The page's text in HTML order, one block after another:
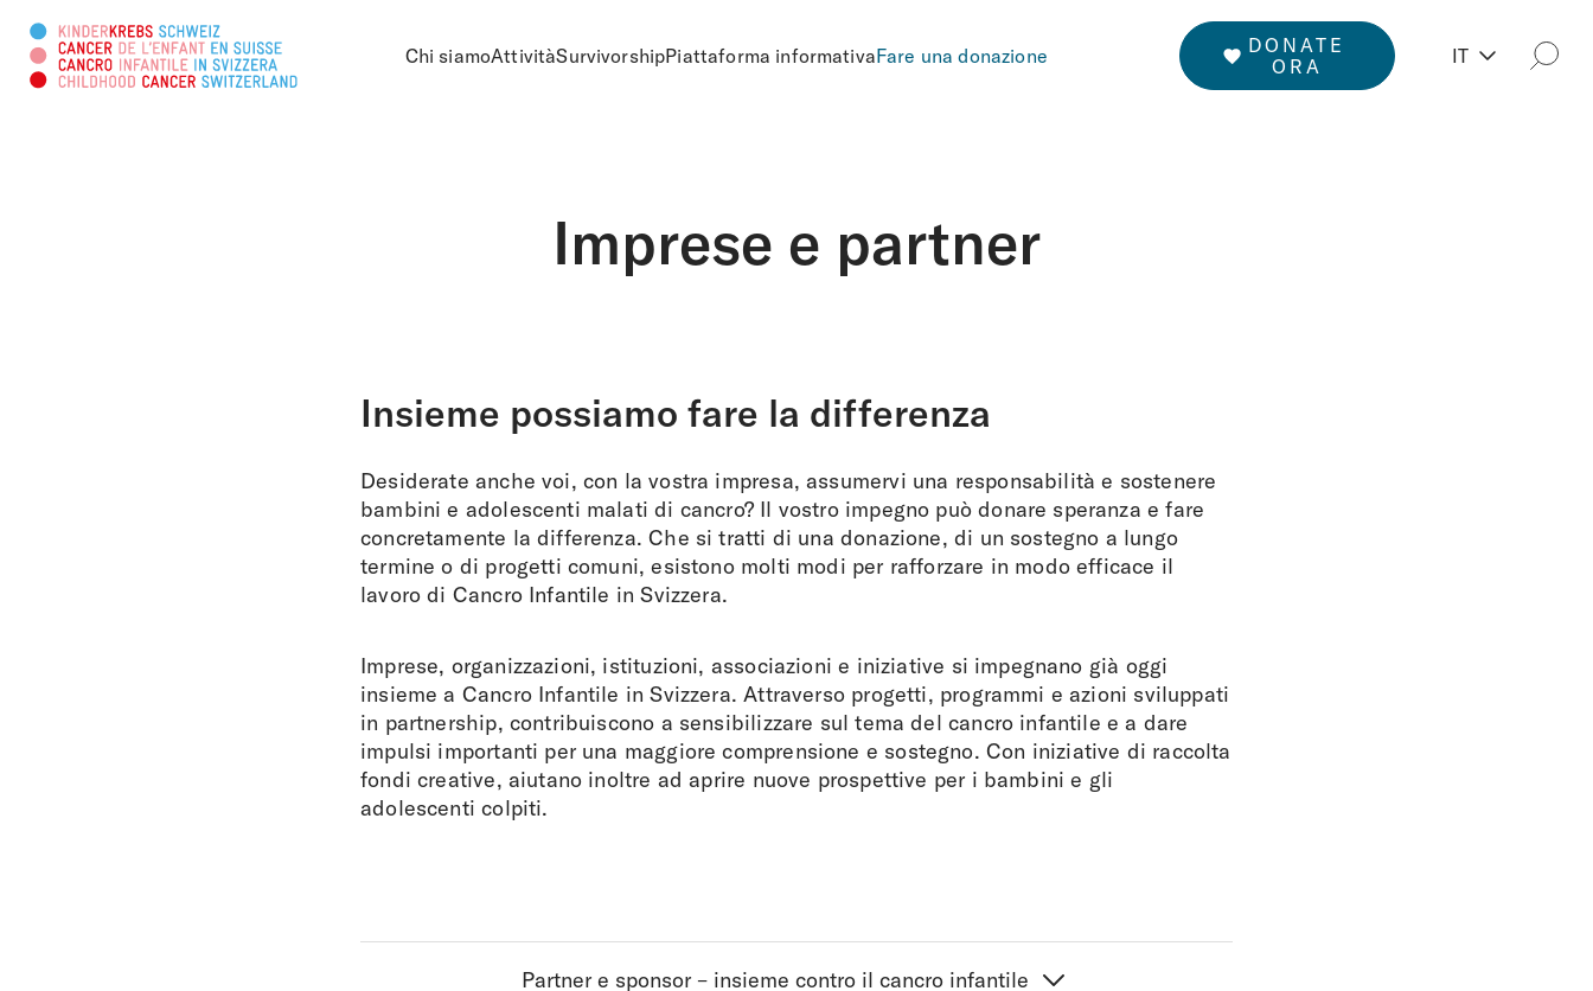
Chi siamoAttivitàSurvivorshipPiattaforma informativaFare una donazione
DONATE
ORA
IT
Cercare in questa pagina
Imprese e partner
Insieme possiamo fare la differenza
Desiderate anche voi, con la vostra impresa, assumervi una responsabilità e sostenere
bambini e adolescenti malati di cancro? Il vostro impegno può donare speranza e fare
concretamente la differenza. Che si tratti di una donazione, di un sostegno a lungo
termine o di progetti comuni, esistono molti modi per rafforzare in modo efficace il
lavoro di Cancro Infantile in Svizzera.
Imprese, organizzazioni, istituzioni, associazioni e iniziative si impegnano già oggi
insieme a Cancro Infantile in Svizzera. Attraverso progetti, programmi e azioni sviluppati
in partnership, contribuiscono a sensibilizzare sul tema del cancro infantile e a dare
impulsi importanti per una maggiore comprensione e sostegno. Con iniziative di raccolta
fondi creative, aiutano inoltre ad aprire nuove prospettive per i bambini e gli
adolescenti colpiti.
Partner e sponsor – insieme contro il cancro infantile